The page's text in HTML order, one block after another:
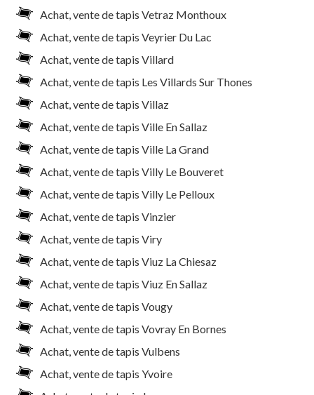
Achat, vente de tapis Vetraz Monthoux
Achat, vente de tapis Veyrier Du Lac
Achat, vente de tapis Villard
Achat, vente de tapis Les Villards Sur Thones
Achat, vente de tapis Villaz
Achat, vente de tapis Ville En Sallaz
Achat, vente de tapis Ville La Grand
Achat, vente de tapis Villy Le Bouveret
Achat, vente de tapis Villy Le Pelloux
Achat, vente de tapis Vinzier
Achat, vente de tapis Viry
Achat, vente de tapis Viuz La Chiesaz
Achat, vente de tapis Viuz En Sallaz
Achat, vente de tapis Vougy
Achat, vente de tapis Vovray En Bornes
Achat, vente de tapis Vulbens
Achat, vente de tapis Yvoire